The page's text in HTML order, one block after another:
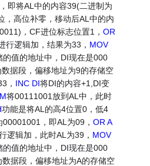
即将AL中的内容39(二进制为
，高位补零，移动后AL中的内
，CF进位标志位置1，OR
行逻辑加，结果为33， MOV
的值的地址中，DI现在是000
据段，偏移地址为9的存储空
， INC DI将DI的内容+1,DI变
将00111001放到AL中，此时
功能是将AL的高4位置0，低4
00001001，即AL为09，OR A
逻辑加，此时AL为39， MOV
的值的地址中，DI现在是000
据段，偏移地址为A的存储空